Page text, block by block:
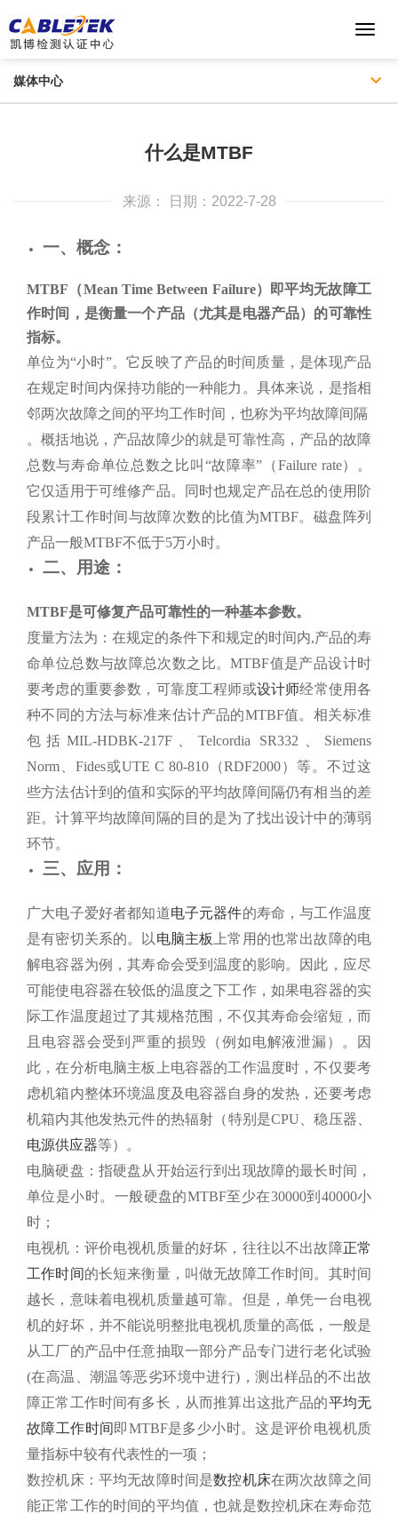
媒体中心
什么是MTBF
来源： 日期：2022-7-28
一、概念：
MTBF （Mean Time Between Failure）即平均无故障工
作时间，是衡量一个产品（尤其是电器产品）的可靠性
指标。
单位为“小时”。它反映了产品的时间质量，是体现产品
在规定时间内保持功能的一种能力。具体来说，是指相
邻两次故障之间的平均工作时间，也称为平均故障间隔
。概括地说，产品故障少的就是可靠性高，产品的故障
总数与寿命单位总数之比叫“故障率”（Failure rate）。
它仅适用于可维修产品。同时也规定产品在总的使用阶
段累计工作时间与故障次数的比值为MTBF。磁盘阵列
产品一般MTBF不低于5万小时。
二、用途：
MTBF是可修复产品可靠性的一种基本参数。
度量方法为：在规定的条件下和规定的时间内,产品的寿
命单位总数与故障总次数之比。MTBF值是产品设计时
要考虑的重要参数，可靠度工程师或设计师经常使用各
种不同的方法与标准来估计产品的MTBF值。相关标准
包括MIL-HDBK-217F、Telcordia SR332、Siemens
Norm、Fides或UTE C 80-810（RDF2000）等。不过这
些方法估计到的值和实际的平均故障间隔仍有相当的差
距。计算平均故障间隔的目的是为了找出设计中的薄弱
环节。
三、应用：
广大电子爱好者都知道电子元器件的寿命，与工作温度
是有密切关系的。以 电脑主板 上常用的也常出故障的电
解电容器为例，其寿命会受到温度的影响。因此，应尽
可能使电容器在较低的温度之下工作，如果电容器的实
际工作温度超过了其规格范围，不仅其寿命会缩短，而
且电容器会受到严重的损毁（例如电解液泄漏）。因
此，在分析电脑主板上电容器的工作温度时，不仅要考
虑机箱内整体环境温度及电容器自身的发热，还要考虑
机箱内其他发热元件的热辐射（特别是CPU、稳压器、
电源供应器等）。
电脑硬盘：指硬盘从开始运行到出现故障的最长时间，
单位是小时。一般硬盘的MTBF至少在30000到40000小
时；
电视机：评价电视机质量的好坏，往往以不出故障正常
工作时间的长短来衡量，叫做无故障工作时间。其时间
越长，意味着电视机质量越可靠。但是，单凭一台电视
机的好坏，并不能说明整批电视机质量的高低，一般是
从工厂的产品中任意抽取一部分产品专门进行老化试验
(在高温、潮温等恶劣环境中进行)，测出样品的不出故
障正常工作时间有多长，从而推算出这批产品的平均无
故障工作时间 即MTBF是多少小时。这是评价电视机质
量指标中较有代表性的一项；
数控机床：平均无故障时间是数控机床在两次故障之间
能正常工作的时间的平均值，也就是数控机床在寿命范